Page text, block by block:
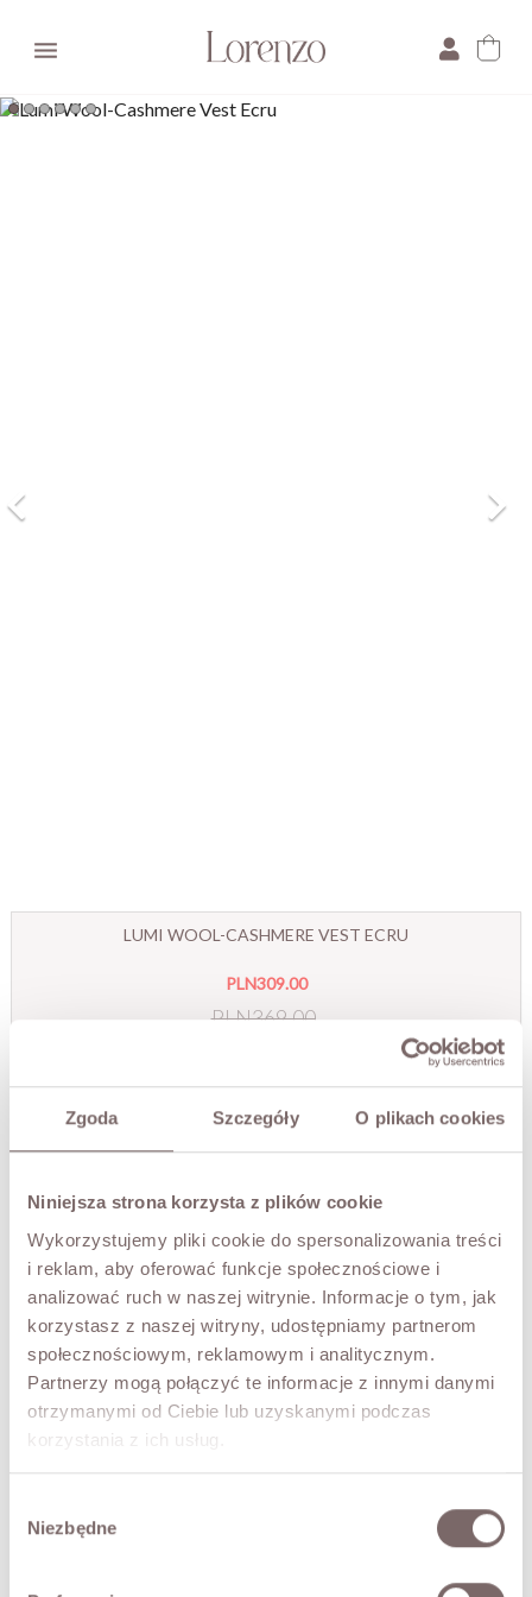
Zgoda Szczegóły O plikach cookies
Niniejsza strona korzysta z plików cookie
Wykorzystujemy pliki cookie do spersonalizowania treści
i reklam, aby oferować funkcje społecznościowe i
analizować ruch w naszej witrynie. Informacje o tym, jak
korzystasz z naszej witryny, udostępniamy partnerom
społecznościowym, reklamowym i analitycznym.
Partnerzy mogą połączyć te informacje z innymi danymi
otrzymanymi od Ciebie lub uzyskanymi podczas
korzystania z ich usług.
zgody
Niezbędne

LUMI WOOL-CASHMERE VEST ECRU
PLN309.00
PLN369.00
PLN369.00
UNI
Ecru
ADD TO CART
NEW! TRY IT ON VIRTUALLY
comfortable wear and a versatile character. The V-
neckline and slightly relaxed form sit beautifully on the
figure and pair easily with a shirt, a top or worn on its own.